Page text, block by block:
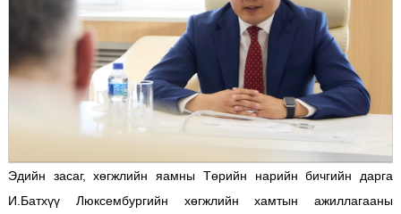
Эдийн засаг, хөгжлийн яамны Төрийн нарийн бичгийн дарга
И.Батхүү Люксембургийн хөгжлийн хамтын ажиллагааны